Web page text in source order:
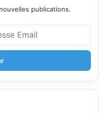
publications.